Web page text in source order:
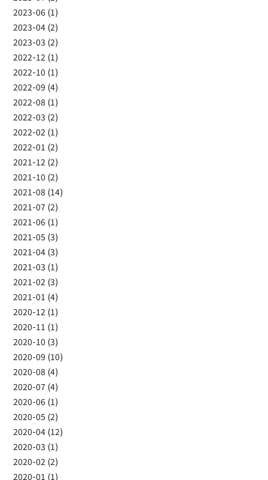
2023-06 (1)
2023-04 (2)
2023-03 (2)
2022-12 (1)
2022-10 (1)
2022-09 (4)
2022-08 (1)
2022-03 (2)
2022-02 (1)
2022-01 (2)
2021-12 (2)
2021-10 (2)
2021-08 (14)
2021-07 (2)
2021-06 (1)
2021-05 (3)
2021-04 (3)
2021-03 (1)
2021-02 (3)
2021-01 (4)
2020-12 (1)
2020-11 (1)
2020-10 (3)
2020-09 (10)
2020-08 (4)
2020-07 (4)
2020-06 (1)
2020-05 (2)
2020-04 (12)
2020-03 (1)
2020-02 (2)
2020-01 (1)